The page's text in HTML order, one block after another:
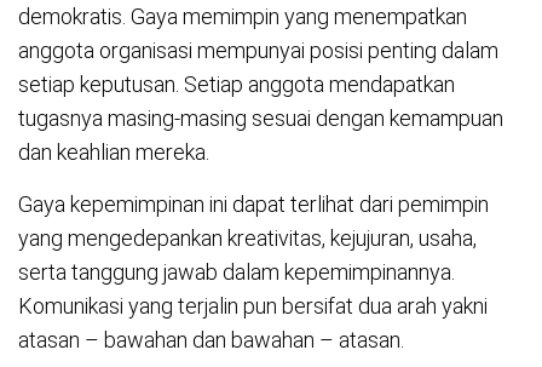
demokratis. Gaya memimpin yang menempatkan
anggota organisasi mempunyai posisi penting dalam
setiap keputusan. Setiap anggota mendapatkan
tugasnya masing-masing sesuai dengan kemampuan
dan keahlian mereka.
Gaya kepemimpinan ini dapat terlihat dari pemimpin
yang mengedepankan kreativitas, kejujuran, usaha,
serta tanggung jawab dalam kepemimpinannya.
Komunikasi yang terjalin pun bersifat dua arah yakni
atasan – bawahan dan bawahan – atasan.